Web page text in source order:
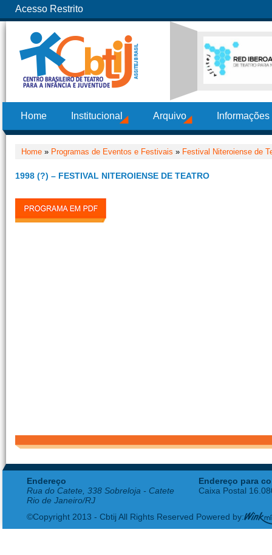
Acesso Restrito
Home Institucional Arquivo
Home » Programas de Eventos e Festivais » Festival Niteroiense de
1998 (?) – FESTIVAL NITEROIENSE DE TEATRO
Endereço
Rua do Catete, 338 Sobreloja - Catete
Rio de Janeiro/RJ
Endereço para
Caixa Postal
©Copyright 2013 - Cbtij All Rights Reserved Powered by: